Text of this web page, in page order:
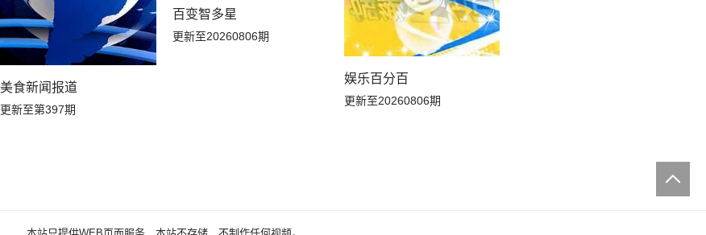
美食新闻报道
更新至第397期
百变智多星
更新至20260806期
娱乐百分百
更新至20260806期